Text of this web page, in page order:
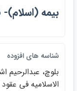
بيمه (اسلام)-
شناسه هاي افزوده
الاسلاميه في عقود